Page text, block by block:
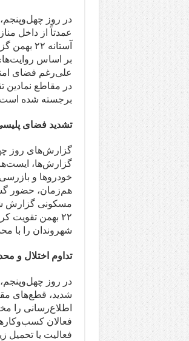
در روز
عمدتاً از داخل
آستانه ۲۲ بهمن گزارش شده و در چند شهر به‌طور هم‌زمان شنیده شده است.
بر اساس
علی‌رغم فضای
در مقاطع نمادین
برجسته شده
تشدید فضای
گزارش‌های روز
گزارش‌ها،
خودروها و
هم‌زمان، حضور
مسکونی گزارش
۲۲ بهمن
شهروندان را با
تداوم اختلال و
در روز
شدید، قطع‌های
اطلاع‌رسانی را
فعالان
فعالیت یا تحمیل